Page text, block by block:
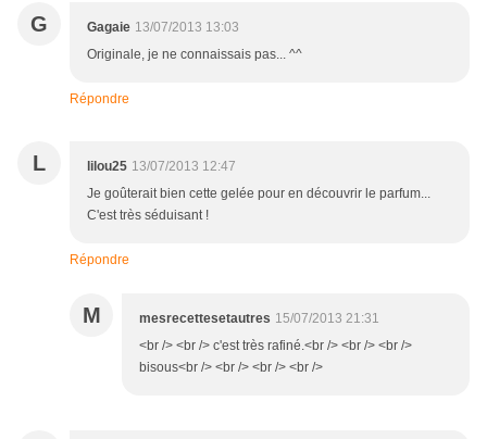
G Gagaie 13/07/2013 13:03
Originale, je ne connaissais pas... ^^
Répondre
L lilou25 13/07/2013 12:47
Je goûterait bien cette gelée pour en découvrir le parfum...
C'est très séduisant !
Répondre
M mesrecettesetautres 15/07/2013 21:31
<br /> <br /> c'est très rafiné.<br /> <br /> <br />
bisous<br /> <br /> <br /> <br />